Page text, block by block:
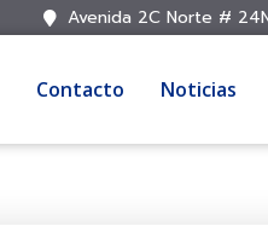
Avenida 2C Norte #
Contacto Noticias